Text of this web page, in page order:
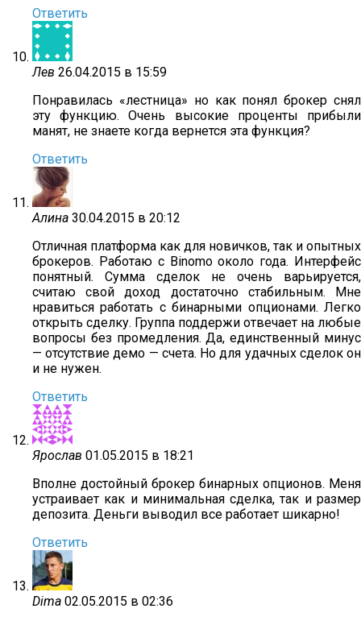
Ответить
Лев 26.04.2015 в 15:59
Понравилась «лестница» но как понял брокер снял
эту функцию. Очень высокие проценты прибыли
манят, не знаете когда вернется эта функция?
Ответить
Алина 30.04.2015 в 20:12
Отличная платформа как для новичков, так и опытных
брокеров. Работаю с Binomo около года. Интерфейс
понятный. Сумма сделок не очень варьируется,
считаю свой доход достаточно стабильным. Мне
нравиться работать с бинарными опционами. Легко
открыть сделку. Группа поддержи отвечает на любые
вопросы без промедления. Да, единственный минус
— отсутствие демо — счета. Но для удачных сделок он
и не нужен.
Ответить
Ярослав 01.05.2015 в 18:21
Вполне достойный брокер бинарных опционов. Меня
устраивает как и минимальная сделка, так и размер
депозита. Деньги выводил все работает шикарно!
Ответить
Dima 02.05.2015 в 02:36